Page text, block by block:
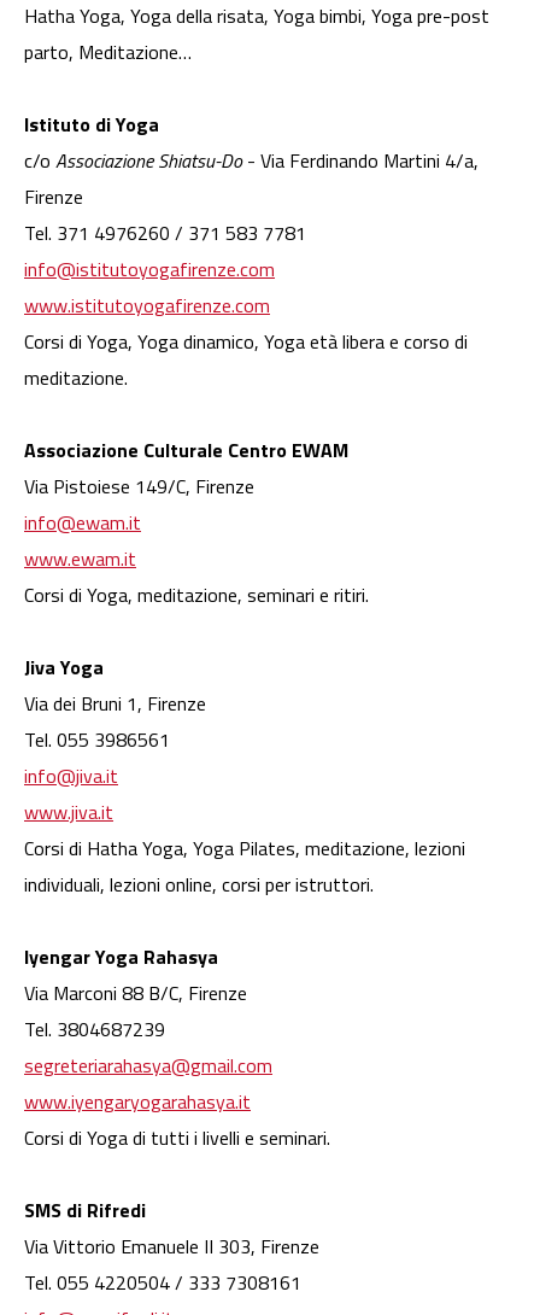
Hatha Yoga, Yoga della risata, Yoga bimbi, Yoga pre-post
parto, Meditazione…
Istituto di Yoga
c/o Associazione Shiatsu-Do- Via Ferdinando Martini 4/a,
Firenze
Tel. 371 4976260 / 371 583 7781
info@istitutoyogafirenze.com
www.istitutoyogafirenze.com
Corsi di Yoga, Yoga dinamico, Yoga età libera e corso di
meditazione.
Associazione Culturale Centro EWAM
Via Pistoiese 149/C, Firenze
info@ewam.it
www.ewam.it
Corsi di Yoga, meditazione, seminari e ritiri.
Jiva Yoga
Via dei Bruni 1, Firenze
Tel. 055 3986561
info@jiva.it
www.jiva.it
Corsi di Hatha Yoga, Yoga Pilates, meditazione, lezioni
individuali, lezioni online, corsi per istruttori.
Iyengar Yoga Rahasya
Via Marconi 88 B/C, Firenze
Tel. 3804687239
segreteriarahasya@gmail.com
www.iyengaryogarahasya.it
Corsi di Yoga di tutti i livelli e seminari.
SMS di Rifredi
Via Vittorio Emanuele II 303, Firenze
Tel. 055 4220504 / 333 7308161